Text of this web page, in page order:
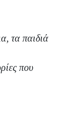
τα παιδιά
που